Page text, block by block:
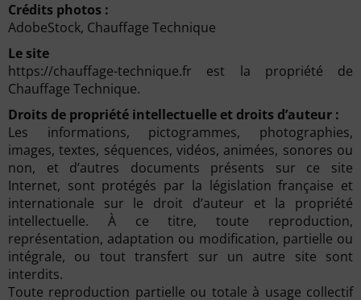
Crédits photos :
AdobeStock, Chauffage Technique
Le site
https://chauffage-technique.fr est la propriété de
Chauffage Technique.
Droits de propriété intellectuelle et droits d’auteur :
Les informations, pictogrammes, photographies,
images, textes, séquences, vidéos, animées, sonores ou
non, et d’autres documents présents sur ce site
Internet, sont protégés par la législation française et
internationale sur le droit d’auteur et la propriété
intellectuelle. À ce titre, toute reproduction,
représentation, adaptation ou modification, partielle ou
intégrale, ou tout transfert sur un autre site sont
interdits.
Toute reproduction partielle ou totale à usage collectif